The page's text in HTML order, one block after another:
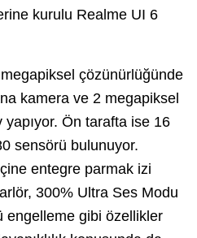
kurulu Realme UI 6
çözünürlüğünde
kamera ve 2 megapiksel
Ön tarafta ise 16
sensörü bulunuyor.
entegre parmak izi
300% Ultra Ses Modu
engelleme gibi özellikler